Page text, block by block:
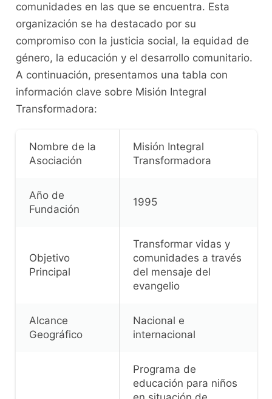
comunidades en las que se encuentra. Esta
organización se ha destacado por su
compromiso con la justicia social, la equidad de
género, la educación y el desarrollo comunitario.
A continuación, presentamos una tabla con
información clave sobre Misión Integral
Transformadora:
Nombre de la
Asociación
Misión Integral
Transformadora
Año de
Fundación
1995
Objetivo
Principal
Transformar vidas y
comunidades a través
del mensaje del
evangelio
Alcance
Geográfico
Nacional e
internacional
Programa de
educación para niños